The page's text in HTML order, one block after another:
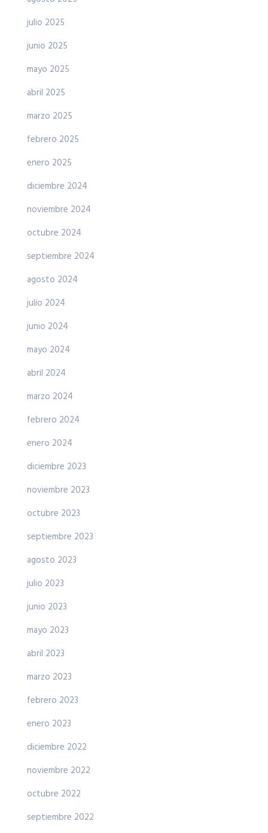
julio 2025
junio 2025
mayo 2025
abril 2025
marzo 2025
febrero 2025
enero 2025
diciembre 2024
noviembre 2024
octubre 2024
septiembre 2024
agosto 2024
julio 2024
junio 2024
mayo 2024
abril 2024
marzo 2024
febrero 2024
enero 2024
diciembre 2023
noviembre 2023
octubre 2023
septiembre 2023
agosto 2023
julio 2023
junio 2023
mayo 2023
abril 2023
marzo 2023
febrero 2023
enero 2023
diciembre 2022
noviembre 2022
octubre 2022
septiembre 2022